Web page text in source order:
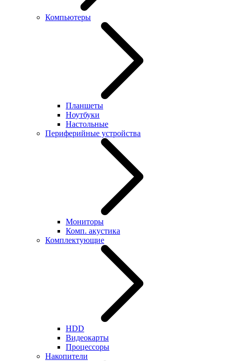
Компьютеры
Планшеты
Ноутбуки
Настольные
Периферийные устройства
Мониторы
Комп. акустика
Комплектующие
HDD
Видеокарты
Процессоры
Накопители